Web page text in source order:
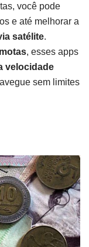
você pode
e até melhorar a
satélite.
, esses apps
velocidade
sem limites